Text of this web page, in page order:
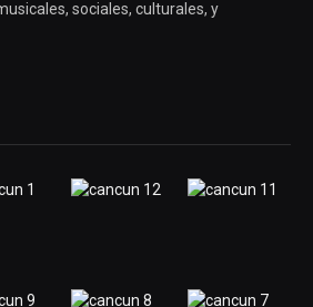
sociales, culturales, y